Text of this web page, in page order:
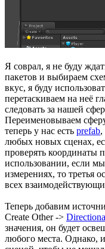
Я соврал, я не буду
пакетов и выбираем
вкус, я буду
перетаскиваем на неё
следовать за нашей
Переименовываем
теперь у нас есть prefab,
любых новых сценах,
проверять координаты
использовании, если
измерениях, то третья
всех
Теперь добавим
Create Other ->
значения, он будет
любого места. Однако,